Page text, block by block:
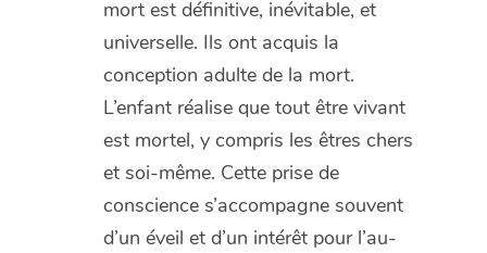
mort est définitive, inévitable, et
universelle. Ils ont acquis la
conception adulte de la mort.
L’enfant réalise que tout être vivant
est mortel, y compris les êtres chers
et soi-même. Cette prise de
conscience s’accompagne souvent
d’un éveil et d’un intérêt pour l’au-